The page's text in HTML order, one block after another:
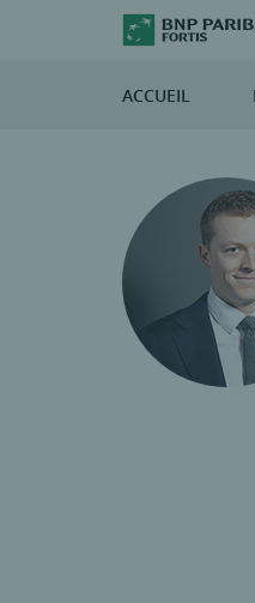
ACCUEIL